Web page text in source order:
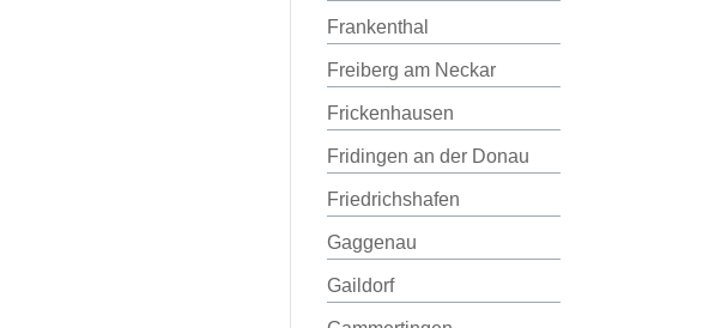
Frankenthal
Freiberg am Neckar
Frickenhausen
Fridingen an der Donau
Friedrichshafen
Gaggenau
Gaildorf